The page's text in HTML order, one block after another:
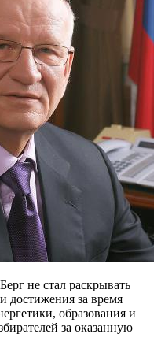
не стал раскрывать
достижения за время
образования и
за оказанную